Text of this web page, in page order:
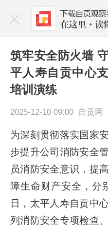
筑牢安全防火墙
平人寿自贡中心
培训演练
2025-12-10 09:00 自贡网
为深刻贯彻落实国家
步提升公司消防安全
员消防安全意识，提
障生命财产安全，分
日，太平人寿自贡中
列消防安全专项检查